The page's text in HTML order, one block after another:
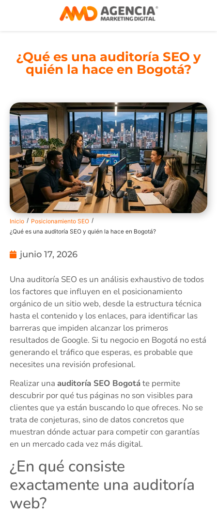
¿Qué es una auditoría SEO y
quién la hace en Bogotá?
Inicio / Posicionamiento SEO /
¿Qué es una auditoría SEO y quién la hace en Bogotá?
junio 17, 2026
Una auditoría SEO es un análisis exhaustivo de todos
los factores que influyen en el posicionamiento
orgánico de un sitio web, desde la estructura técnica
hasta el contenido y los enlaces, para identificar las
barreras que impiden alcanzar los primeros
resultados de Google. Si tu negocio en Bogotá no está
generando el tráfico que esperas, es probable que
necesites una revisión profesional.
Realizar una auditoría SEO Bogotáte permite
descubrir por qué tus páginas no son visibles para
clientes que ya están buscando lo que ofreces. No se
trata de conjeturas, sino de datos concretos que
muestran dónde actuar para competir con garantías
en un mercado cada vez más digital.
¿En qué consiste
exactamente una auditoría
web?